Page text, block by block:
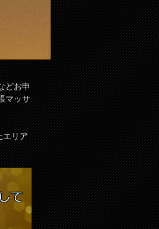
どお申
マッサ
エリア